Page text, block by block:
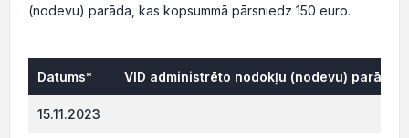
(nodevu) parāda, kas kopsummā pārsniedz 150 euro.
Datums* VID administrēto nodokļu (nodevu) parāds,
15.11.2023